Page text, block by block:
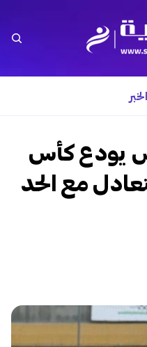
يودع كأس
مع الحد